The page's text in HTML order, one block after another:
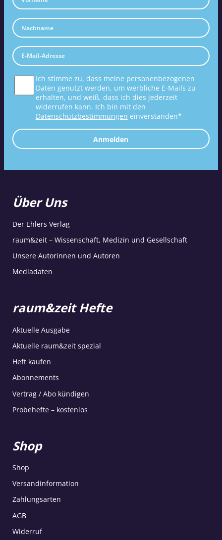
Ich stimme zu, dass meine personenbezogenen
Daten genutzt werden, um werbliche E-Mails zu
erhalten, und weiß, dass ich dies jederzeit
widerrufen kann. Ich bin mit den
Datenschutzbestimmungen einverstanden*
Anmelden
Über Uns
Der Ehlers Verlag
raum&zeit – Wissenschaft, Medizin und Gesellschaft
Unsere Autorinnen und Autoren
Mediadaten
raum&zeit Hefte
Aktuelle Ausgabe
Aktuelle raum&zeit spezial
Heft kaufen
Abonnements
Vertrag / Abo kündigen
Probehefte – kostenlos
Shop
Shop
Versandinformation
Zahlungsarten
AGB
Widerruf